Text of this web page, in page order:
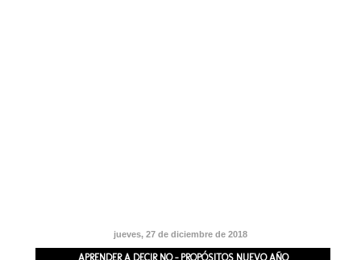
jueves, 27 de diciembre de 2018
APRENDER A DECIR NO - PROPÓSITOS NUEVO AÑO